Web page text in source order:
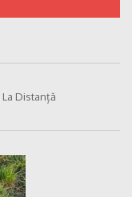
Distanță